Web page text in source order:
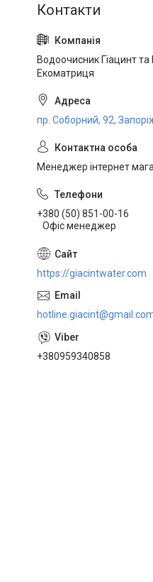
Водоочисник Гіацинт
Екоматриця
пр. Соборний, 92,
Менеджер інтернет
+380 (50) 851-00-16
Офіс менеджер
https://giacintwater.com
+380959340858